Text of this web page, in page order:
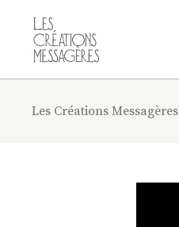
Les Créations Messagères